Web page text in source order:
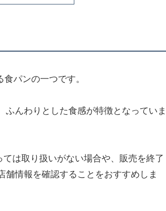
パンの一つです。
んわりとした食感が特徴となっていま
は取り扱いがない場合や、販売を終了
舗情報を確認することをおすすめしま